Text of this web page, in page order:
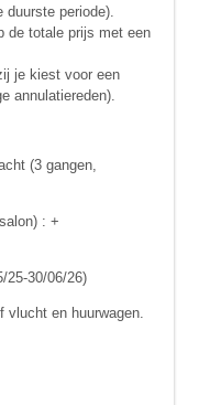
periode).
de totale prijs met een
je kiest voor een
annulatiereden).
(3 gangen,
: +
25-30/06/26)
vlucht en huurwagen.